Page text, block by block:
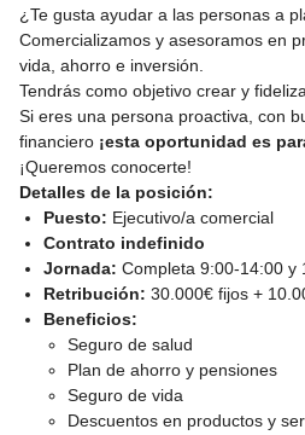
¿Te gusta ayudar a las personas a
Comercializamos y asesoramos en
vida, ahorro e inversión.
Tendrás como objetivo crear y
Si eres una persona proactiva, con
financiero ¡esta oportunidad es
¡Queremos conocerte!
Detalles de la posición:
Puesto: Ejecutivo/a comercial
Contrato indefinido
Jornada: Completa 9:00-14:00 y
Retribución: 30.000€ fijos +
Beneficios:
Seguro de salud
Plan de ahorro y pensiones
Seguro de vida
Descuentos en productos y